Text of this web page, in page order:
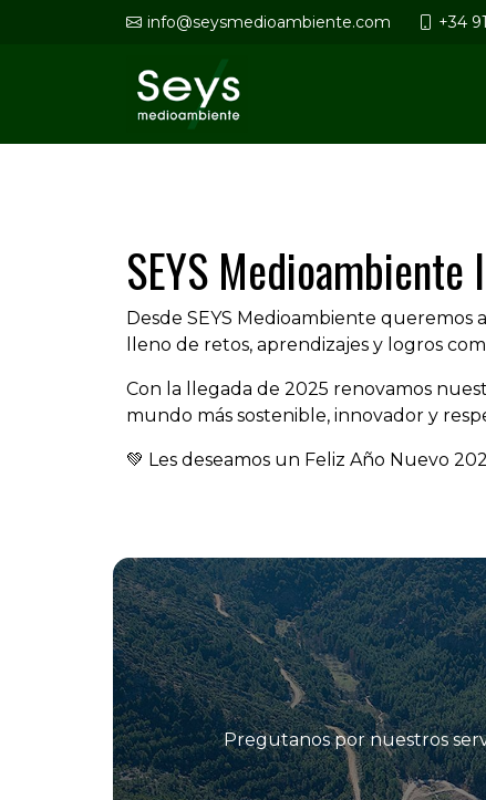
info@seysmedioambiente.com +34
SEYS
Desde SEYS Medioambiente
lleno de retos, aprendizajes y logros
Con la llegada de 2025 renovamos
mundo más sostenible, innovador y
💚 Les deseamos un Feliz Año Nuevo
Pregutanos por nuestros